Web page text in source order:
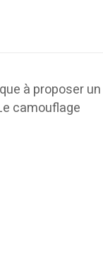
à proposer un
camouflage